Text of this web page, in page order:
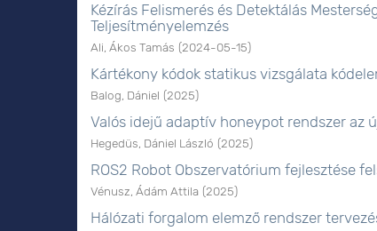
Kézírás Felismerés és Detektálás
Teljesítményelemzés
Ali, Ákos Tamás (2024-05-15)
Kártékony kódok statikus vizsgálata
Balog, Dániel (2025)
Valós idejű adaptív honeypot rendszer az
Hegedüs, Dániel László (2025)
ROS2 Robot Obszervatórium fejlesztése
Vénusz, Ádám Attila (2025)
Hálózati forgalom elemző rendszer